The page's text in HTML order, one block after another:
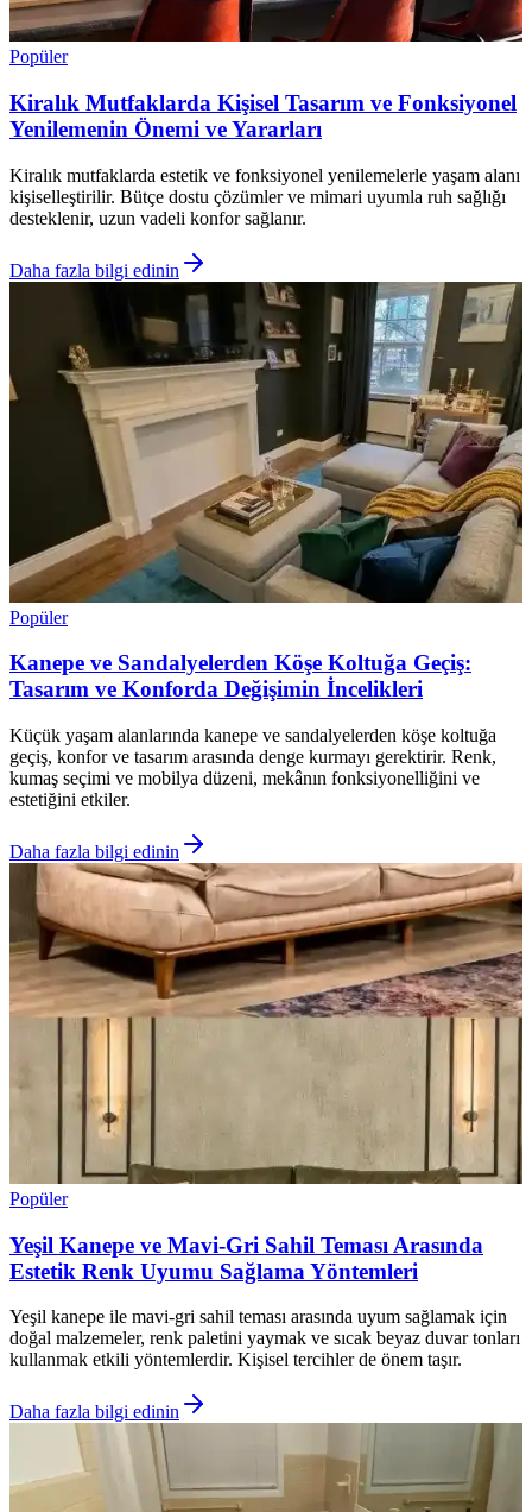
Popüler
Kiralık Mutfaklarda Kişisel Tasarım ve Fonksiyonel
Yenilemenin Önemi ve Yararları
Kiralık mutfaklarda estetik ve fonksiyonel yenilemelerle yaşam alanı
kişiselleştirilir. Bütçe dostu çözümler ve mimari uyumla ruh sağlığı
desteklenir, uzun vadeli konfor sağlanır.
Daha fazla bilgi edinin
Popüler
Kanepe ve Sandalyelerden Köşe Koltuğa Geçiş:
Tasarım ve Konforda Değişimin İncelikleri
Küçük yaşam alanlarında kanepe ve sandalyelerden köşe koltuğa
geçiş, konfor ve tasarım arasında denge kurmayı gerektirir. Renk,
kumaş seçimi ve mobilya düzeni, mekânın fonksiyonelliğini ve
estetiğini etkiler.
Daha fazla bilgi edinin
Popüler
Yeşil Kanepe ve Mavi-Gri Sahil Teması Arasında
Estetik Renk Uyumu Sağlama Yöntemleri
Yeşil kanepe ile mavi-gri sahil teması arasında uyum sağlamak için
doğal malzemeler, renk paletini yaymak ve sıcak beyaz duvar tonları
kullanmak etkili yöntemlerdir. Kişisel tercihler de önem taşır.
Daha fazla bilgi edinin